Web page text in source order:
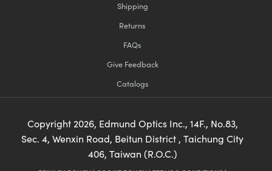
Shipping
Returns
FAQs
Give Feedback
Catalogs
Copyright 2026, Edmund Optics Inc., 14F., No.83,
Sec. 4, Wenxin Road, Beitun District , Taichung City
406, Taiwan (R.O.C.)